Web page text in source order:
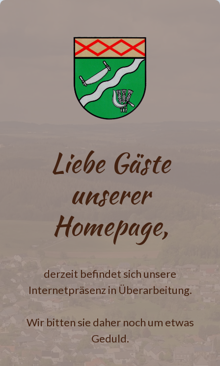
Liebe Gäste
unserer
Homepage,
derzeit befindet sich unsere
Internetpräsenz in Überarbeitung.
Wir bitten sie daher noch um etwas
Geduld.